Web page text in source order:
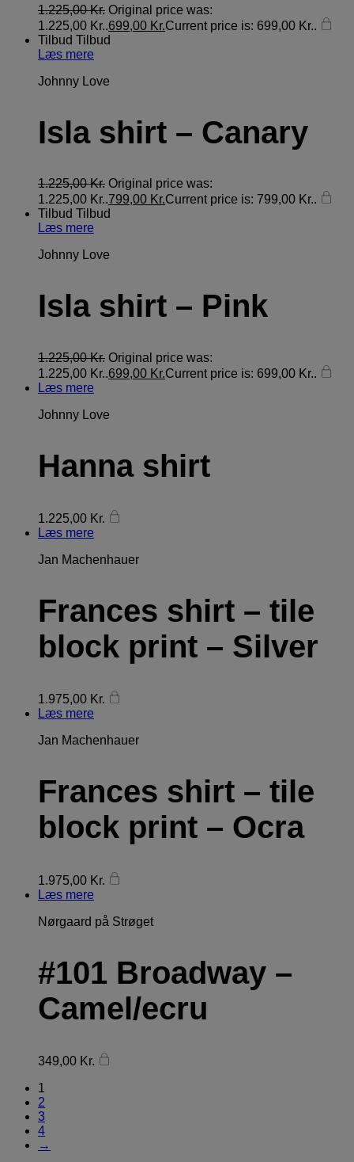
1.225,00Kr. Original price was:
1.225,00 Kr..699,00 Kr.Current price is: 699,00 Kr..
Tilbud Tilbud
Læs mere
Johnny Love
Isla shirt – Canary
1.225,00Kr. Original price was:
1.225,00 Kr..799,00 Kr.Current price is: 799,00 Kr..
Tilbud Tilbud
Læs mere
Johnny Love
Isla shirt – Pink
1.225,00Kr. Original price was:
1.225,00 Kr..699,00 Kr.Current price is: 699,00 Kr..
Læs mere
Johnny Love
Hanna shirt
1.225,00 Kr.
Læs mere
Jan Machenhauer
Frances shirt – tile
block print – Silver
1.975,00 Kr.
Læs mere
Jan Machenhauer
Frances shirt – tile
block print – Ocra
1.975,00 Kr.
Læs mere
Nørgaard på Strøget
#101 Broadway –
Camel/ecru
349,00 Kr.
1
2
3
4
→